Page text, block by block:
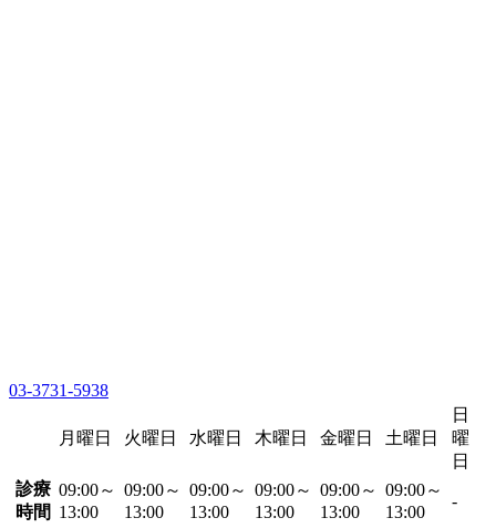
03-3731-5938
月曜日 火曜日 水曜日 木曜日 金曜日 土曜日
日
曜
日
診療
時間
09:00～
13:00
09:00～
13:00
09:00～
13:00
09:00～
13:00
09:00～
13:00
09:00～
13:00
-